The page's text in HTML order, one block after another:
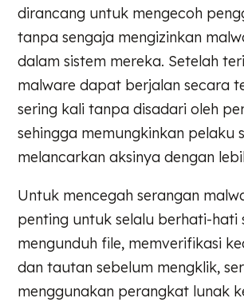
dirancang untuk mengecoh
tanpa sengaja mengizinkan
dalam sistem mereka. Setelah
malware dapat berjalan secara
sering kali tanpa disadari oleh
sehingga memungkinkan pelaku
melancarkan aksinya dengan
Untuk mencegah serangan
penting untuk selalu berhati-hati
mengunduh file, memverifikasi
dan tautan sebelum mengklik,
menggunakan perangkat lunak